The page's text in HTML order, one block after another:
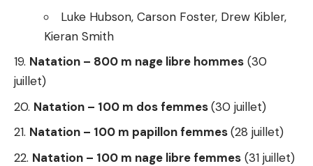
Luke Hubson, Carson Foster, Drew Kibler,
Kieran Smith
Natation – 800 m nage libre hommes (30
juillet)
Natation – 100 m dos femmes(30 juillet)
Natation – 100 m papillon femmes(28 juillet)
Natation – 100 m nage libre femmes (31 juillet)